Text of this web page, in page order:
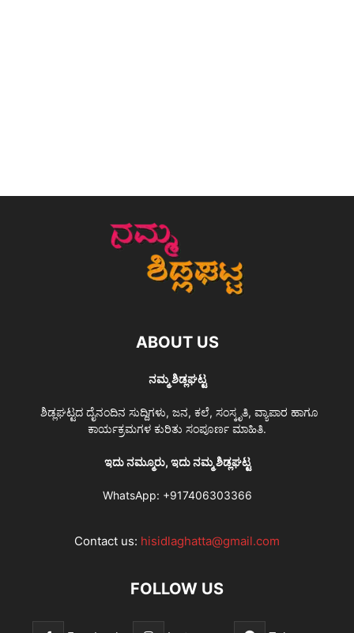
ABOUT US
ನಮ್ಮ ಶಿಡ್ಲಘಟ್ಟ
ಶಿಡ್ಲಘಟ್ಟದ ದೈನಂದಿನ ಸುದ್ದಿಗಳು, ಜನ, ಕಲೆ, ಸಂಸ್ಕೃತಿ, ವ್ಯಾಪಾರ ಹಾಗೂ
ಕಾರ್ಯಕ್ರಮಗಳ ಕುರಿತು ಸಂಪೂರ್ಣ ಮಾಹಿತಿ.
ಇದು ನಮ್ಮೂರು, ಇದು ನಮ್ಮ ಶಿಡ್ಲಘಟ್ಟ
WhatsApp: +917406303366
Contact us: hisidlaghatta@gmail.com
FOLLOW US